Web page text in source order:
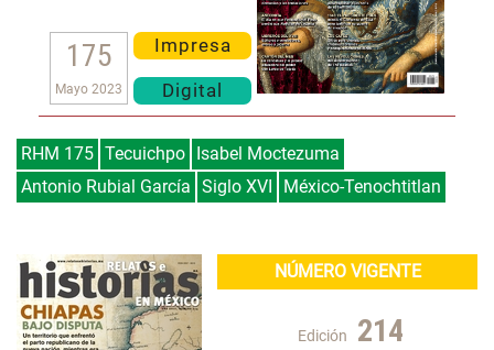
175
Mayo 2023
Impresa
Digital
RHM 175 Tecuichpo Isabel Moctezuma
Antonio Rubial García Siglo XVI México-Tenochtitlan
NÚMERO VIGENTE
Edición 214